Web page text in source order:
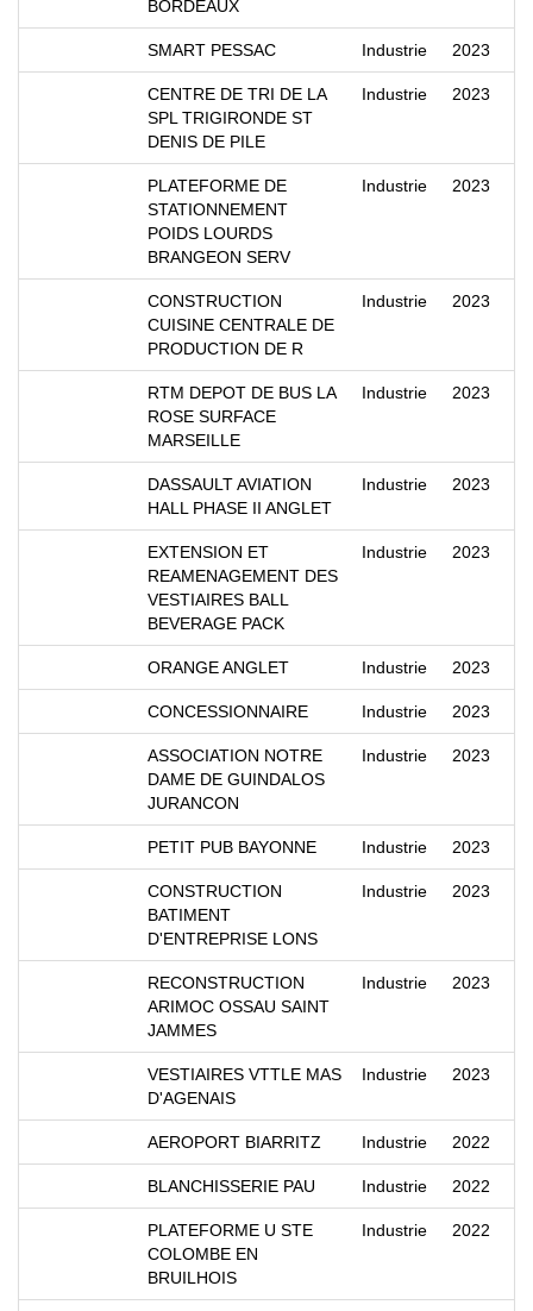
BORDEAUX
SMART PESSAC Industrie 2023
CENTRE DE TRI DE LA
SPL TRIGIRONDE ST
DENIS DE PILE
Industrie 2023
PLATEFORME DE
STATIONNEMENT
POIDS LOURDS
BRANGEON SERV
Industrie 2023
CONSTRUCTION
CUISINE CENTRALE DE
PRODUCTION DE R
Industrie 2023
RTM DEPOT DE BUS LA
ROSE SURFACE
MARSEILLE
Industrie 2023
DASSAULT AVIATION
HALL PHASE II ANGLET
Industrie 2023
EXTENSION ET
REAMENAGEMENT DES
VESTIAIRES BALL
BEVERAGE PACK
Industrie 2023
ORANGE ANGLET Industrie 2023
CONCESSIONNAIRE Industrie 2023
ASSOCIATION NOTRE
DAME DE GUINDALOS
JURANCON
Industrie 2023
PETIT PUB BAYONNE Industrie 2023
CONSTRUCTION
BATIMENT
D'ENTREPRISE LONS
Industrie 2023
RECONSTRUCTION
ARIMOC OSSAU SAINT
JAMMES
Industrie 2023
VESTIAIRES VTTLE MAS
D'AGENAIS
Industrie 2023
AEROPORT BIARRITZ Industrie 2022
BLANCHISSERIE PAU Industrie 2022
PLATEFORME U STE
COLOMBE EN
BRUILHOIS
Industrie 2022